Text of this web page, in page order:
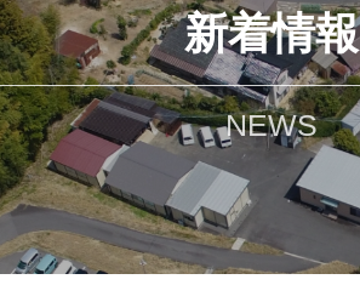
新着情報
NEWS